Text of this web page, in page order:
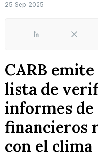
25 Sep 2025
LinkedIn X
CARB
lista de
informes de
financieros
con el clima